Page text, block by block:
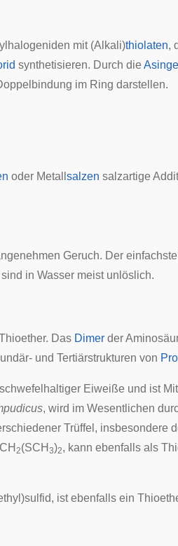
mit (Alkali)thiolaten,
synthetisieren. Durch die
im Ring darstellen.
oder Metall salzen salzartige
Geruch. Der
in Wasser meist unlöslich.
Das Dimer der
und Tertiärstrukturen von
Eiweiße und ist
, wird im Wesentlichen
Trüffel , insbesondere
2(SCH 3)2, kann ebenfalls als
ist ebenfalls ein